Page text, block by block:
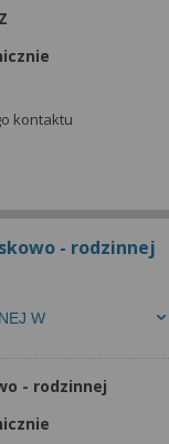
kontaktu
- rodzinnej
W
- rodzinnej